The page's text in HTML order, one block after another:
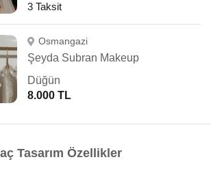
3 Taksit
Osmangazi
Şeyda Subran Makeup
Düğün
8.000 TL
Tasarım Özellikler